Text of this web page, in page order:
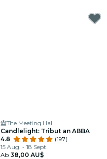
The Meeting Hall
Candlelight: Tribut an ABBA
4.8
(197)
15 Aug. - 18 Sept.
Ab 38,00 AU$